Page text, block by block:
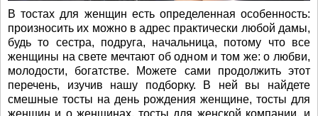
В тостах для женщин есть определенная особенность:
произносить их можно в адрес практически любой дамы,
будь то сестра, подруга, начальница, потому что все
женщины на свете мечтают об одном и том же: о любви,
молодости, богатстве. Можете сами продолжить этот
перечень, изучив нашу подборку. В ней вы найдете
смешные тосты на день рождения женщине, тосты для
женщин и о женщинах, тосты для женской компании, и